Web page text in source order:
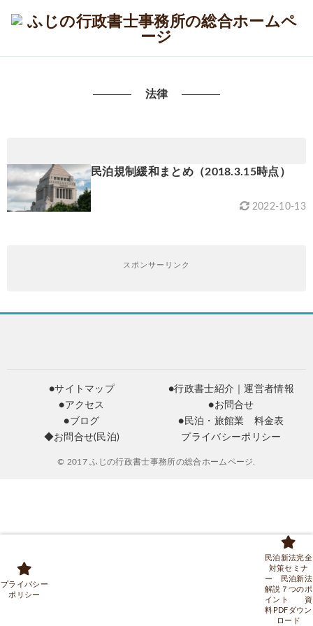
法律
民泊規制緩和まとめ（2018.3.15時点）
2022-10-13
スポンサーリンク
●サイトマップ
●行政書士紹介｜運営者情報
●アクセス
●お問合せ
●ブログ
●民泊・旅館業 料金表
◆お問合せ(民泊)
プライバシーポリシー
© 2017 ふじの行政書士事務所の総合ホームページ.
プライバシー
ポリシー
民泊新法完全
対策セミナ
ー 民泊新法
解説７つのポ
イント 資
料PDFダウン
ロード